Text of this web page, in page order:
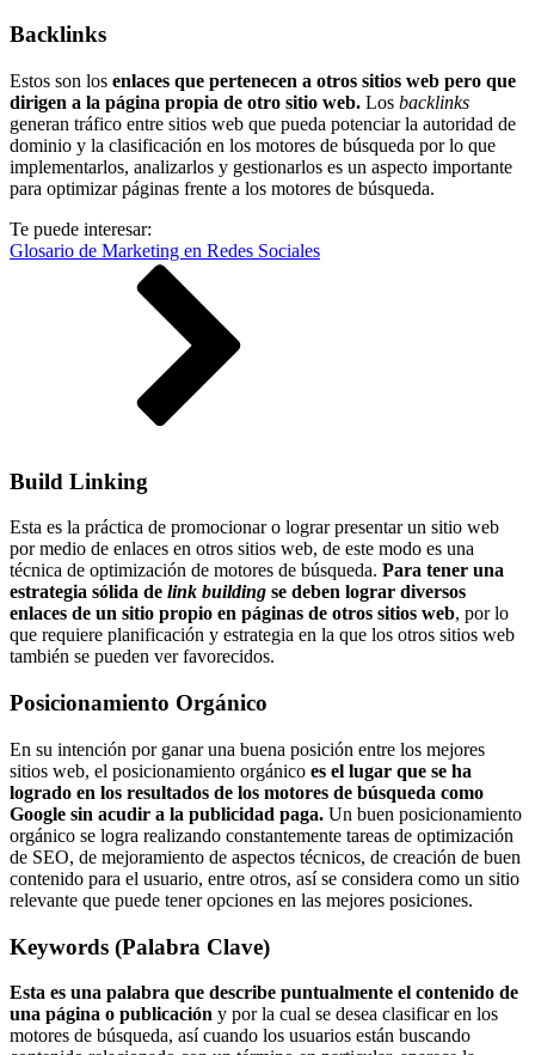
Backlinks
Estos son los enlaces que pertenecen a otros sitios web pero que
dirigen a la página propia de otro sitio web. Los backlinks
generan tráfico entre sitios web que pueda potenciar la autoridad de
dominio y la clasificación en los motores de búsqueda por lo que
implementarlos, analizarlos y gestionarlos es un aspecto importante
para optimizar páginas frente a los motores de búsqueda.
Te puede interesar:
Glosario de Marketing en Redes Sociales
Build Linking
Esta es la práctica de promocionar o lograr presentar un sitio web
por medio de enlaces en otros sitios web, de este modo es una
técnica de optimización de motores de búsqueda. Para tener una
estrategia sólida de link building se deben lograr diversos
enlaces de un sitio propio en páginas de otros sitios web, por lo
que requiere planificación y estrategia en la que los otros sitios web
también se pueden ver favorecidos.
Posicionamiento Orgánico
En su intención por ganar una buena posición entre los mejores
sitios web, el posicionamiento orgánico es el lugar que se ha
logrado en los resultados de los motores de búsqueda como
Google sin acudir a la publicidad paga. Un buen posicionamiento
orgánico se logra realizando constantemente tareas de optimización
de SEO, de mejoramiento de aspectos técnicos, de creación de buen
contenido para el usuario, entre otros, así se considera como un sitio
relevante que puede tener opciones en las mejores posiciones.
Keywords (Palabra Clave)
Esta es una palabra que describe puntualmente el contenido de
una página o publicación y por la cual se desea clasificar en los
motores de búsqueda, así cuando los usuarios están buscando